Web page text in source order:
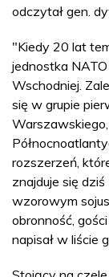
odczytał gen.
"Kiedy 20 lat
jednostka
Wschodniej.
się w grupie
rozszerzeń,
znajduje się
wzorowym
obronność,
napisał w liście